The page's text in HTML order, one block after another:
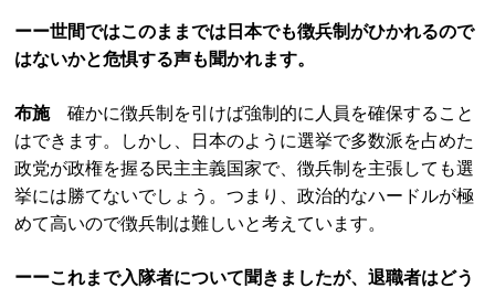
ーー世間ではこのままでは日本でも徴兵制がひかれるので
はないかと危惧する声も聞かれます。
布施確かに徴兵制を引けば強制的に人員を確保すること
はできます。しかし、日本のように選挙で多数派を占めた
政党が政権を握る民主主義国家で、徴兵制を主張しても選
挙には勝てないでしょう。つまり、政治的なハードルが極
めて高いので徴兵制は難しいと考えています。
ーーこれまで入隊者について聞きましたが、退職者はどう